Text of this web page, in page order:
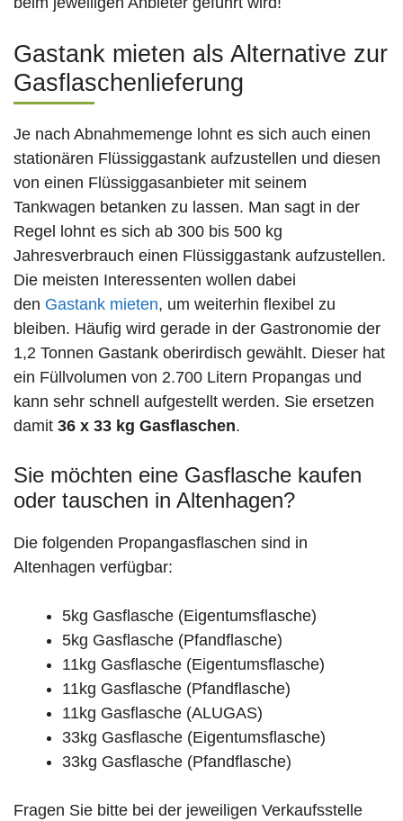
Gastank mieten als Alternative zur
Gasflaschenlieferung
Je nach Abnahmemenge lohnt es sich auch einen
stationären Flüssiggastank aufzustellen und diesen
von einen Flüssiggasanbieter mit seinem
Tankwagen betanken zu lassen. Man sagt in der
Regel lohnt es sich ab 300 bis 500 kg
Jahresverbrauch einen Flüssiggastank aufzustellen.
Die meisten Interessenten wollen dabei
den Gastank mieten, um weiterhin flexibel zu
bleiben. Häufig wird gerade in der Gastronomie der
1,2 Tonnen Gastank oberirdisch gewählt. Dieser hat
ein Füllvolumen von 2.700 Litern Propangas und
kann sehr schnell aufgestellt werden. Sie ersetzen
damit 36 x 33 kg Gasflaschen.
Sie möchten eine Gasflasche kaufen
oder tauschen in Altenhagen?
Die folgenden Propangasflaschen sind in
Altenhagen verfügbar:
5kg Gasflasche (Eigentumsflasche)
5kg Gasflasche (Pfandflasche)
11kg Gasflasche (Eigentumsflasche)
11kg Gasflasche (Pfandflasche)
11kg Gasflasche (ALUGAS)
33kg Gasflasche (Eigentumsflasche)
33kg Gasflasche (Pfandflasche)
Fragen Sie bitte bei der jeweiligen Verkaufsstelle